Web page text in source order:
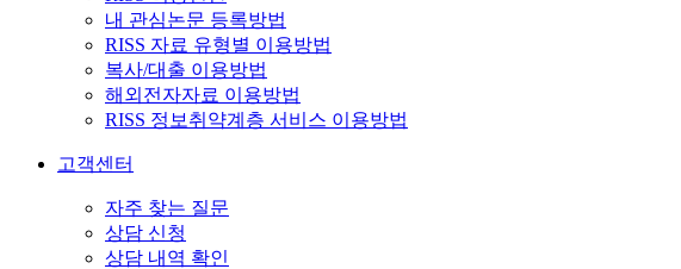
내 관심논문 등록방법
RISS 자료 유형별 이용방법
복사/대출 이용방법
해외전자자료 이용방법
RISS 정보취약계층 서비스 이용방법
고객센터
자주 찾는 질문
상담 신청
상담 내역 확인